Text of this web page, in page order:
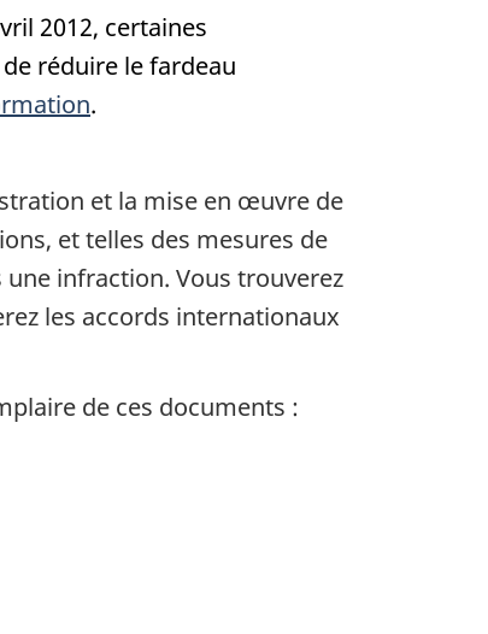
2012, certaines
réduire le fardeau
.
et la mise en œuvre de
et telles des mesures de
infraction. Vous trouverez
les accords internationaux
de ces documents :